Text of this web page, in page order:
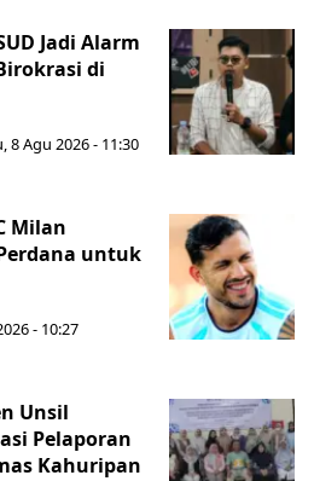
Jadi Alarm
di
8 Agu 2026 - 11:30
Milan
untuk
- 10:27
Unsil
Pelaporan
Kahuripan